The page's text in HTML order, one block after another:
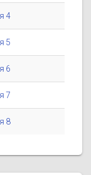
4
5
6
7
8